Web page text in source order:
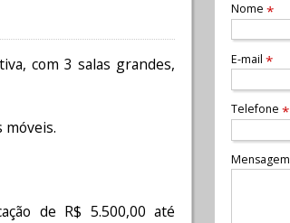
com 3 salas grandes,
móveis.
de R$ 5.500,00 até
Nome *
E-mail *
Telefone *
Mensagem